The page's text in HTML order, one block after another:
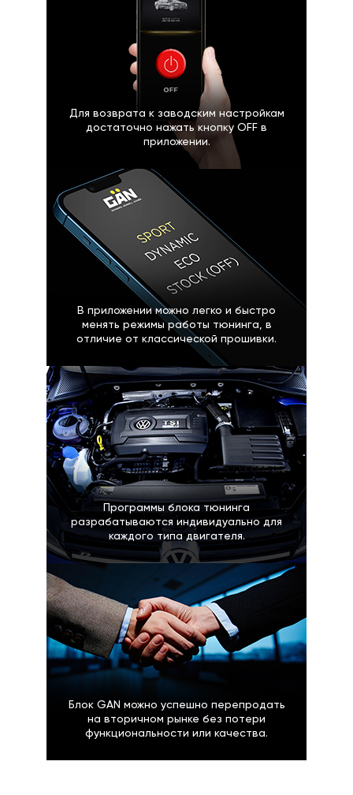
Для возврата к заводским настройкам
достаточно нажать кнопку OFF в
приложении.
В приложении можно легко и быстро
менять режимы работы тюнинга, в
отличие от классической прошивки.
Программы блока тюнинга
разрабатываются индивидуально для
каждого типа двигателя.
Блок GAN можно успешно перепродать
на вторичном рынке без потери
функциональности или качества.